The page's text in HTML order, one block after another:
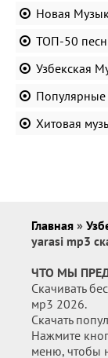
Новая
ТОП-50
Узбекская
Популярные
Хитовая
Главная »
yarasi mp3
ЧТО МЫ
Скачивать
мр3 2026.
Скачать
Нажмите
меню, чтобы